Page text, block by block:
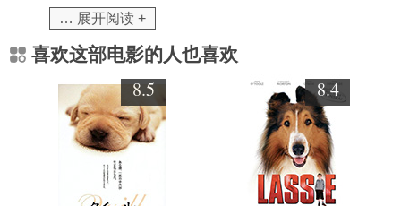
… 展开阅读 +
喜欢这部电影的人也喜欢
8.5 8.4